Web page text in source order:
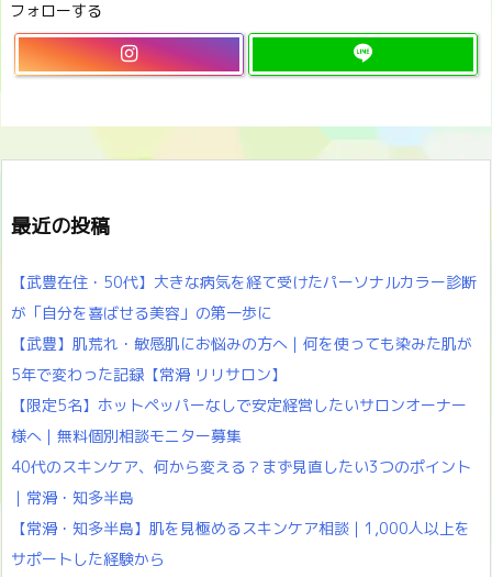
フォローする
最近の投稿
【武豊在住・50代】大きな病気を経て受けたパーソナルカラー診断
が「自分を喜ばせる美容」の第一歩に
【武豊】肌荒れ・敏感肌にお悩みの方へ｜何を使っても染みた肌が
5年で変わった記録【常滑 リリサロン】
【限定5名】ホットペッパーなしで安定経営したいサロンオーナー
様へ｜無料個別相談モニター募集
40代のスキンケア、何から変える？まず見直したい3つのポイント
｜常滑・知多半島
【常滑・知多半島】肌を見極めるスキンケア相談｜1,000人以上を
サポートした経験から